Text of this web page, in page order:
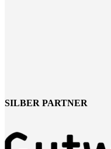
SILBER PARTNER